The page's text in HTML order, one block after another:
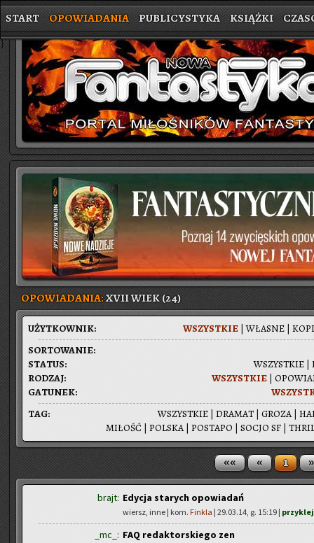
START OPOWIADANIA PUBLICYSTYKA KSIĄŻKI
}
OPOWIADANIA:XVII WIEK (24)
WSZYST­KIE |WŁA­SNE |
UŻYT­KOW­NIK:
WSZYST­KIE |
WSZYST­KIE |
SOR­TO­WA­NIE:
STA­TUS:
RO­DZAJ:
GA­TU­NEK:
WSZYST­KIE | DRA­MAT | GROZA|
MI­ŁOŚĆ | POL­SKA| PO­STA­PO | SOCJO SF |
TAG:
«« « 1 »
brajt: Edycja starych opowiadań
wiersz, inne | kom. Finkla | 29.03.14, g. 15:19 |
_mc_: FAQ redaktorskiego zen